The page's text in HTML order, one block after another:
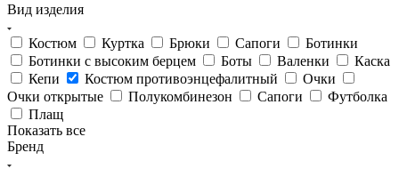
Вид изделия
Костюм Куртка Брюки Cапоги
Ботинки
Ботинки с высоким берцем
Боты Валенки
Каска
Кепи
Костюм противоэнцефалитный
Очки
Очки открытые
Полукомбинезон Сапоги
Футболка
Плащ
Показать все
Бренд